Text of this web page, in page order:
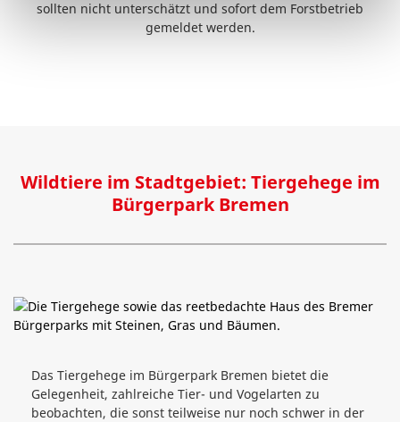
sollten nicht unterschätzt und sofort dem Forstbetrieb
gemeldet werden.
Wildtiere im Stadtgebiet: Tiergehege im
Bürgerpark Bremen
Das Tiergehege im Bürgerpark Bremen bietet die
Gelegenheit, zahlreiche Tier- und Vogelarten zu
beobachten, die sonst teilweise nur noch schwer in der